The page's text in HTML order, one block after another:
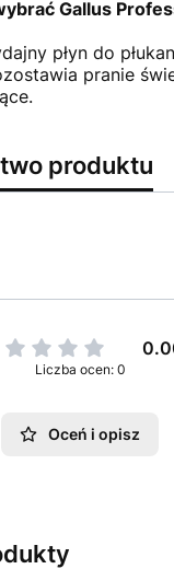
Gallus
płyn do
pranie
produktu
Liczba ocen: 0
Oceń i opisz